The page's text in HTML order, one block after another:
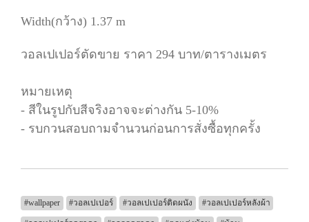
Width(กว้าง) 1.37 m
วอลเปเปอร์ตัดขาย ราคา 294 บาท/ตารางเมตร
หมายเหตุ
- สีในรูปกับสีจริงอาจจะต่างกัน 5-10%
- รบกวนสอบถามจำนวนก่อนการสั่งซื้อทุกครั้ง
#wallpaper #วอลเปเปอร์ #วอลเปเปอร์ติดผนัง #วอลเปเปอร์หลังผ้า